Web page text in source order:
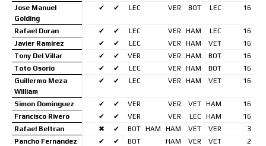
Jose Manuel
Golding
✔ ✔ LEC VER BOT LEC 16
Rafael Duran ✔ ✔ LEC VER HAM LEC
16
Javier Ramirez
✔ ✔ LEC VER HAM VET
16
Tony Del Villar
✔ ✔ VER VER HAM BOT
16
Toto Osorio
✔ ✔ LEC VER HAM BOT
16
Guillermo Meza
William
✔ ✔ LEC VER HAM VET 16
Simon Dominguez ✔ ✔ VER VER VET HAM
16
Francisco Rivero
✔ ✔ VER VER LEC HAM
16
Rafael Beltran
✖ ✔ BOT HAM HAM VET VER
3
Pancho Fernandez
✔ ✔ BOT HAM VER VET
2